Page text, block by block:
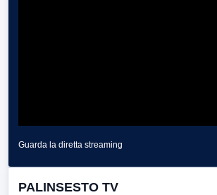
Guarda la diretta streaming
PALINSESTO TV